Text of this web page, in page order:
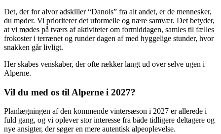
Det, der for alvor adskiller “Danois” fra alt andet, er de mennesker,
du møder. Vi prioriterer det uformelle og nære samvær. Det betyder,
at vi mødes på tværs af aktiviteter om formiddagen, samles til fælles
frokoster i terrænet og runder dagen af med hyggelige stunder, hvor
snakken går livligt.
Her skabes venskaber, der ofte rækker langt ud over selve ugen i
Alperne.
Vil du med os til Alperne i 2027?
Planlægningen af den kommende vintersæson i 2027 er allerede i
fuld gang, og vi oplever stor interesse fra både tidligere deltagere og
nye ansigter, der søger en mere autentisk alpeoplevelse.